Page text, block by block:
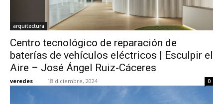
arquitectura
Centro tecnológico de reparación de
baterías de vehículos eléctricos | Esculpir el
Aire – José Ángel Ruiz-Cáceres
veredes - 18 diciembre, 2024 0